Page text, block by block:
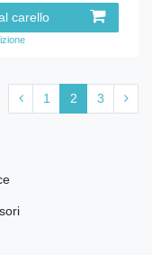
carello
1 2 3